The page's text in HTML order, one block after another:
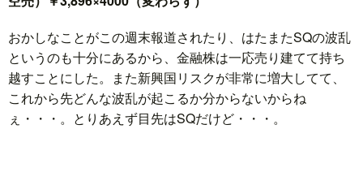
おかしなことがこの週末報道されたり、はたまたSQの波乱
というのも十分にあるから、金融株は一応売り建てて持ち
越すことにした。また新興国リスクが非常に増大してて、
これから先どんな波乱が起こるか分からないからね
ぇ・・・。とりあえず目先はSQだけど・・・。